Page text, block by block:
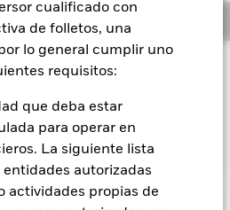
cualificado con
de folletos, una
lo general cumplir uno
requisitos:
que deba estar
para operar en
La siguiente lista
autorizadas
actividades propias de
con grado de inversión